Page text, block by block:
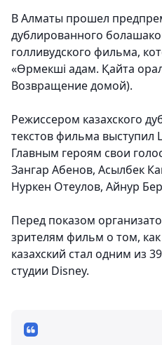
В Алматы прошел
дублированного
голливудского фильма,
«Өрмекші адам. Қайта
Возвращение домой).
Режиссером казахского
текстов фильма
Главным героям свои
Зангар Абенов, Асылбек
Нуркен Отеулов, Айнур
Перед показом
зрителям фильм о том,
казахский стал одним из
студии Disney.